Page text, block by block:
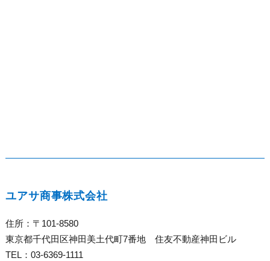
ユアサ商事株式会社
住所：〒101-8580
東京都千代田区神田美土代町7番地 住友不動産神田ビル
TEL：03-6369-1111